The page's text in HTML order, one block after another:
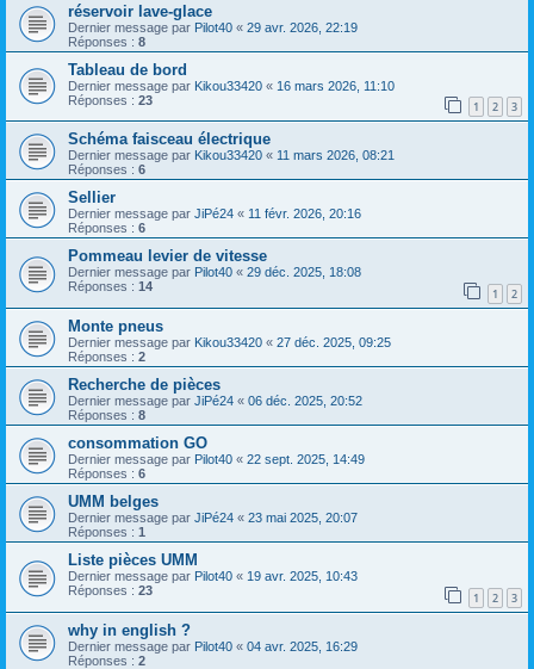
réservoir lave-glace
Dernier message par Pilot40 « 29 avr. 2026, 22:19
Réponses : 8
Tableau de bord
Dernier message par Kikou33420 « 16 mars 2026, 11:10
Réponses : 23 1 2 3
Schéma faisceau électrique
Dernier message par Kikou33420 « 11 mars 2026, 08:21
Réponses : 6
Sellier
Dernier message par JiPé24 « 11 févr. 2026, 20:16
Réponses : 6
Pommeau levier de vitesse
Dernier message par Pilot40 « 29 déc. 2025, 18:08
Réponses : 14 1 2
Monte pneus
Dernier message par Kikou33420 « 27 déc. 2025, 09:25
Réponses : 2
Recherche de pièces
Dernier message par JiPé24 « 06 déc. 2025, 20:52
Réponses : 8
consommation GO
Dernier message par Pilot40 « 22 sept. 2025, 14:49
Réponses : 6
UMM belges
Dernier message par JiPé24 « 23 mai 2025, 20:07
Réponses : 1
Liste pièces UMM
Dernier message par Pilot40 « 19 avr. 2025, 10:43
Réponses : 23 1 2 3
why in english ?
Dernier message par Pilot40 « 04 avr. 2025, 16:29
Réponses : 2